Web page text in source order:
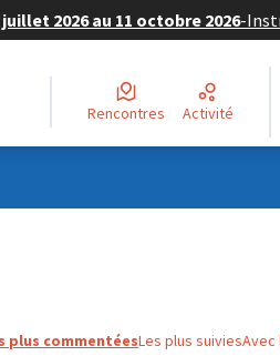
2026 au 11 octobre 2026-
Rencontres Activité
plus commentéesLes plus suiviesAvec